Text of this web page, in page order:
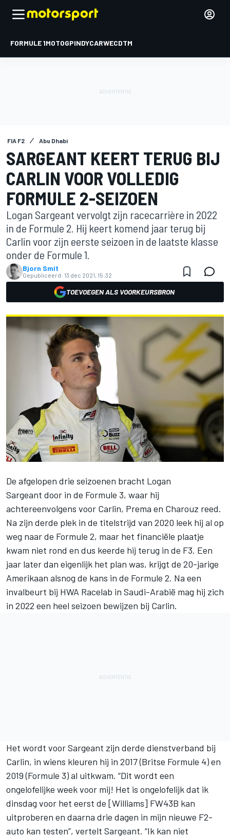
FORMULE 1MOTOGPINDYCARWECDTM
FIA F2 Abu Dhabi
SARGEANT KEERT TERUG BIJ
CARLIN VOOR VOLLEDIG
FORMULE 2-SEIZOEN
Logan Sargeant vervolgt zijn racecarrière in 2022
in de Formule 2. Hij keert komend jaar terug bij
Carlin voor zijn eerste seizoen in de laatste klasse
onder de Formule 1.
Bjorn Smit
Gepubliceerd: 13 dec 2021, 15:32
TOEVOEGEN ALS VOORKEURSBRON
De afgelopen drie seizoenen bracht Logan
Sargeant door in de Formule 3, waar hij
achtereenvolgens voor Carlin, Prema en Charouz reed.
Na zijn derde plek in de titelstrijd van 2020 leek hij al op
weg naar de Formule 2, maar het financiële plaatje
kwam niet rond en dus keerde hij terug in de F3. Een
jaar later dan eigenlijk het plan was, krijgt de 20-jarige
Amerikaan alsnog de kans in de Formule 2. Na een
invalbeurt bij HWA Racelab in Saudi-Arabië mag hij zich
in 2022 een heel seizoen bewijzen bij Carlin.
Het wordt voor Sargeant zijn derde dienstverband bij
Carlin, in wiens kleuren hij in 2017 (Britse Formule 4) en
2019 (Formule 3) al uitkwam. “Dit wordt een
ongelofelijke week voor mij! Het is ongelofelijk dat ik
dinsdag voor het eerst de [Williams] FW43B kan
uitproberen en daarna drie dagen in mijn nieuwe F2-
auto kan testen”, vertelt Sargeant. “Ik kan niet